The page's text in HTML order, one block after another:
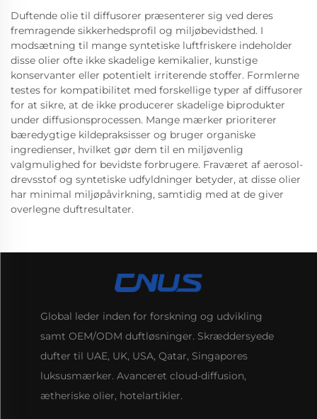
Duftende olie til diffusorer præsenterer sig ved deres
fremragende sikkerhedsprofil og miljøbevidsthed. I
modsætning til mange syntetiske luftfriskere indeholder
disse olier ofte ikke skadelige kemikalier, kunstige
konservanter eller potentielt irriterende stoffer. Formlerne
testes for kompatibilitet med forskellige typer af diffusorer
for at sikre, at de ikke producerer skadelige biprodukter
under diffusionsprocessen. Mange mærker prioriterer
bæredygtige kildepraksisser og bruger organiske
ingredienser, hvilket gør dem til en miljøvenlig
valgmulighed for bevidste forbrugere. Fraværet af aerosol-
drevsstof og syntetiske udfyldninger betyder, at disse olier
har minimal miljøpåvirkning, samtidig med at de giver
overlegne duftresultater.
Global leder inden for forskning og udvikling
samt OEM/ODM duftløsninger. Skræddersyede
dufter til UAE, UK, USA, Qatar, Singapores
luksusmærker. Avanceret cloud-diffusion,
ætheriske olier, hotelartikler.